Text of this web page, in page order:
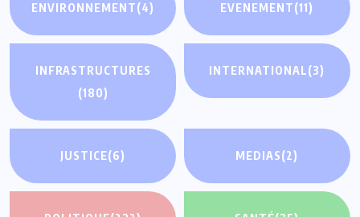
ENVIRONNEMENT(4) EVENEMENT(11)
INFRASTRUCTURES
(180)
INTERNATIONAL(3)
JUSTICE(6) MEDIAS(2)